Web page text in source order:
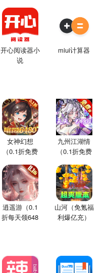
开心阅读器小
说
miui计算器
女神幻想
（0.1折免费
九州江湖情
（0.1折免费
逍遥游（0.1
折每天领648
山河（免氪福
利爆亿充）